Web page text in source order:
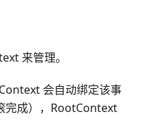
来管理。
会自动绑定该事
完成），RootContext